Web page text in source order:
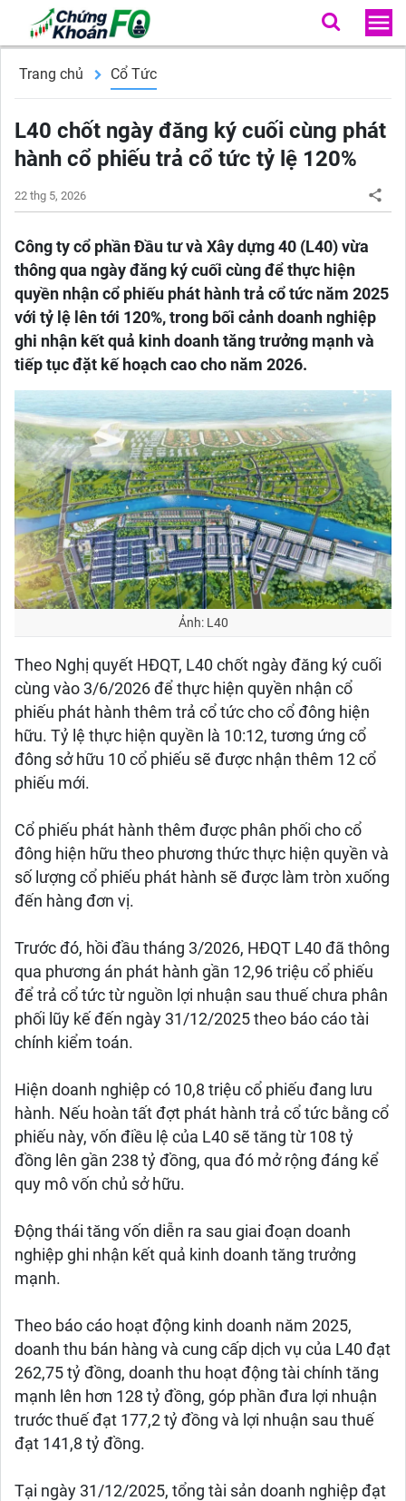
Trang chủ Cổ Tức
L40 chốt ngày đăng ký cuối cùng phát
hành cổ phiếu trả cổ tức tỷ lệ 120%
22 thg 5, 2026
Công ty cổ phần Đầu tư và Xây dựng 40 (L40) vừa
thông qua ngày đăng ký cuối cùng để thực hiện
quyền nhận cổ phiếu phát hành trả cổ tức năm 2025
với tỷ lệ lên tới 120%, trong bối cảnh doanh nghiệp
ghi nhận kết quả kinh doanh tăng trưởng mạnh và
tiếp tục đặt kế hoạch cao cho năm 2026.
Ảnh: L40
Theo Nghị quyết HĐQT, L40 chốt ngày đăng ký cuối
cùng vào 3/6/2026 để thực hiện quyền nhận cổ
phiếu phát hành thêm trả cổ tức cho cổ đông hiện
hữu. Tỷ lệ thực hiện quyền là 10:12, tương ứng cổ
đông sở hữu 10 cổ phiếu sẽ được nhận thêm 12 cổ
phiếu mới.
Cổ phiếu phát hành thêm được phân phối cho cổ
đông hiện hữu theo phương thức thực hiện quyền và
số lượng cổ phiếu phát hành sẽ được làm tròn xuống
đến hàng đơn vị.
Trước đó, hồi đầu tháng 3/2026, HĐQT L40 đã thông
qua phương án phát hành gần 12,96 triệu cổ phiếu
để trả cổ tức từ nguồn lợi nhuận sau thuế chưa phân
phối lũy kế đến ngày 31/12/2025 theo báo cáo tài
chính kiểm toán.
Hiện doanh nghiệp có 10,8 triệu cổ phiếu đang lưu
hành. Nếu hoàn tất đợt phát hành trả cổ tức bằng cổ
phiếu này, vốn điều lệ của L40 sẽ tăng từ 108 tỷ
đồng lên gần 238 tỷ đồng, qua đó mở rộng đáng kể
quy mô vốn chủ sở hữu.
Động thái tăng vốn diễn ra sau giai đoạn doanh
nghiệp ghi nhận kết quả kinh doanh tăng trưởng
mạnh.
Theo báo cáo hoạt động kinh doanh năm 2025,
doanh thu bán hàng và cung cấp dịch vụ của L40 đạt
262,75 tỷ đồng, doanh thu hoạt động tài chính tăng
mạnh lên hơn 128 tỷ đồng, góp phần đưa lợi nhuận
trước thuế đạt 177,2 tỷ đồng và lợi nhuận sau thuế
đạt 141,8 tỷ đồng.
Tại ngày 31/12/2025, tổng tài sản doanh nghiệp đạt